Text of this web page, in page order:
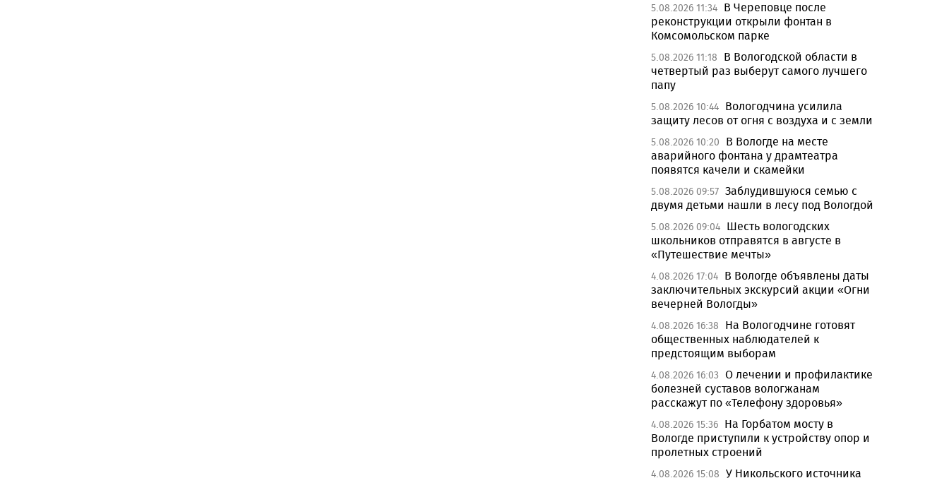
5.08.2026 11:34 В Череповце после
реконструкции открыли фонтан в
Комсомольском парке
5.08.2026 11:18
В Вологодской области в
четвертый раз выберут самого лучшего
папу
5.08.2026 10:44 Вологодчина усилила
защиту лесов от огня с воздуха и с земли
5.08.2026 10:20
В Вологде на месте
аварийного фонтана у драмтеатра
появятся качели и скамейки
5.08.2026 09:57 Заблудившуюся семью с
двумя детьми нашли в лесу под Вологдой
5.08.2026 09:04 Шесть вологодских
школьников отправятся в августе в
«Путешествие мечты»
4.08.2026 17:04 В Вологде объявлены даты
заключительных экскурсий акции «Огни
вечерней Вологды»
4.08.2026 16:38
На Вологодчине готовят
общественных наблюдателей к
предстоящим выборам
4.08.2026 16:03 О лечении и профилактике
болезней суставов вологжанам
расскажут по «Телефону здоровья»
4.08.2026 15:36 На Горбатом мосту в
Вологде приступили к устройству опор и
пролетных строений
4.08.2026 15:08 У Никольского источника